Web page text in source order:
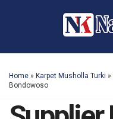
Home » Karpet Musholla Turki »
Bondowoso